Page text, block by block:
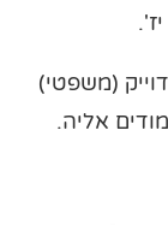
(משפטי)
אליה.